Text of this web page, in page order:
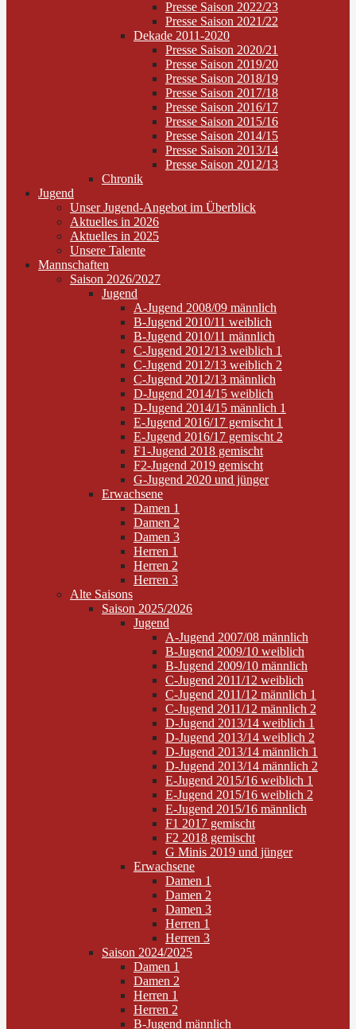
Presse Saison 2022/23
Presse Saison 2021/22
Dekade 2011-2020
Presse Saison 2020/21
Presse Saison 2019/20
Presse Saison 2018/19
Presse Saison 2017/18
Presse Saison 2016/17
Presse Saison 2015/16
Presse Saison 2014/15
Presse Saison 2013/14
Presse Saison 2012/13
Chronik
Jugend
Unser Jugend-Angebot im Überblick
Aktuelles in 2026
Aktuelles in 2025
Unsere Talente
Mannschaften
Saison 2026/2027
Jugend
A-Jugend 2008/09 männlich
B-Jugend 2010/11 weiblich
B-Jugend 2010/11 männlich
C-Jugend 2012/13 weiblich 1
C-Jugend 2012/13 weiblich 2
C-Jugend 2012/13 männlich
D-Jugend 2014/15 weiblich
D-Jugend 2014/15 männlich 1
E-Jugend 2016/17 gemischt 1
E-Jugend 2016/17 gemischt 2
F1-Jugend 2018 gemischt
F2-Jugend 2019 gemischt
G-Jugend 2020 und jünger
Erwachsene
Damen 1
Damen 2
Damen 3
Herren 1
Herren 2
Herren 3
Alte Saisons
Saison 2025/2026
Jugend
A-Jugend 2007/08 männlich
B-Jugend 2009/10 weiblich
B-Jugend 2009/10 männlich
C-Jugend 2011/12 weiblich
C-Jugend 2011/12 männlich 1
C-Jugend 2011/12 männlich 2
D-Jugend 2013/14 weiblich 1
D-Jugend 2013/14 weiblich 2
D-Jugend 2013/14 männlich 1
D-Jugend 2013/14 männlich 2
E-Jugend 2015/16 weiblich 1
E-Jugend 2015/16 weiblich 2
E-Jugend 2015/16 männlich
F1 2017 gemischt
F2 2018 gemischt
G Minis 2019 und jünger
Erwachsene
Damen 1
Damen 2
Damen 3
Herren 1
Herren 3
Saison 2024/2025
Damen 1
Damen 2
Herren 1
Herren 2
B-Jugend männlich